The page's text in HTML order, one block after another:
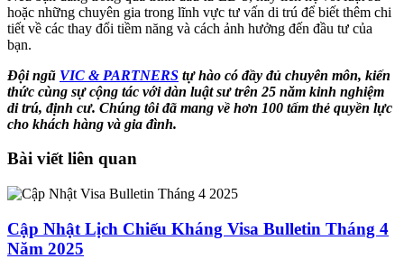
hoặc những chuyên gia trong lĩnh vực tư vấn di trú để biết thêm chi
tiết về các thay đổi tiềm năng và cách ảnh hưởng đến đầu tư của
bạn.
Đội ngũ VIC & PARTNERS tự hào có đầy đủ chuyên môn, kiến
thức cùng sự cộng tác với dàn luật sư trên 25 năm kinh nghiệm
di trú, định cư. Chúng tôi đã mang về hơn 100 tấm thẻ quyền lực
cho khách hàng và gia đình.
Bài viết liên quan
Cập Nhật Lịch Chiếu Kháng Visa Bulletin Tháng 4
Năm 2025